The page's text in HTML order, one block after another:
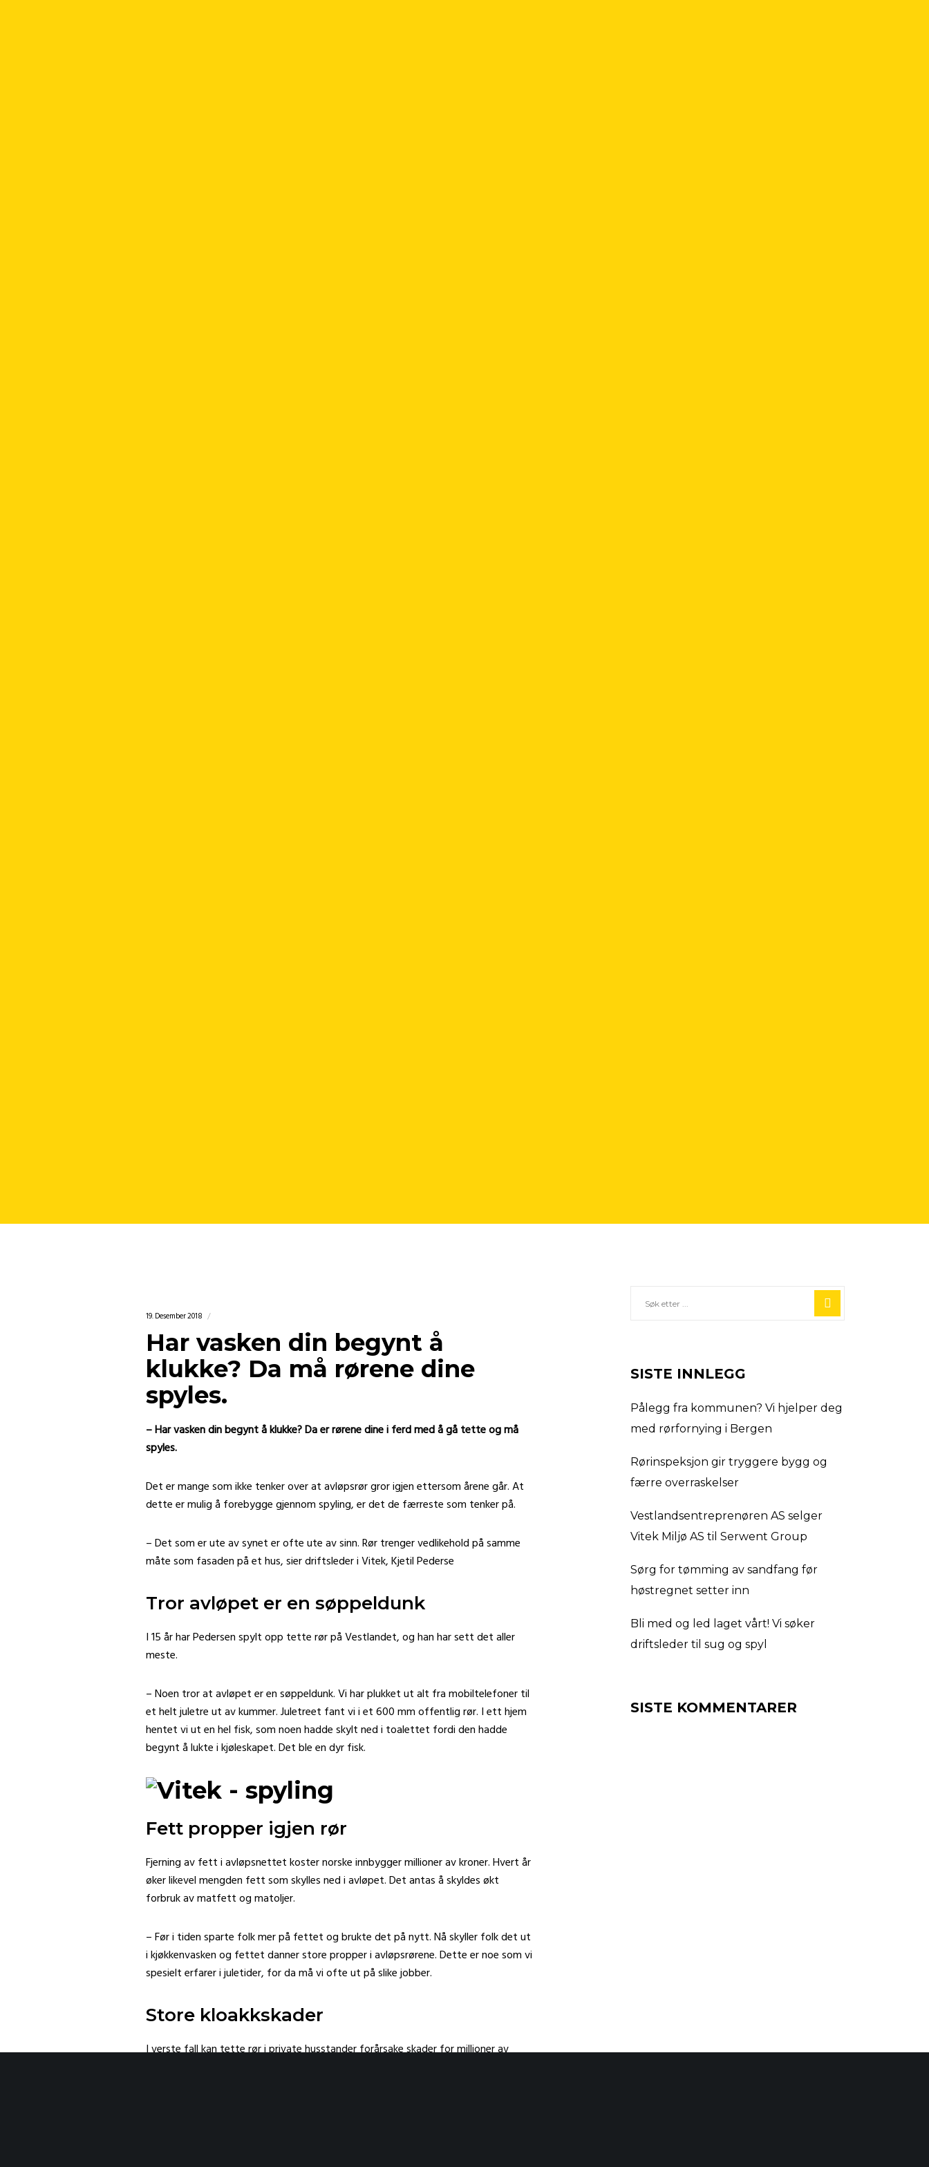
19. Desember 2018
Har vasken din begynt å
klukke? Da må rørene dine
spyles.
– Har vasken din begynt å klukke? Da er rørene dine i ferd med å gå tette og må
spyles.
Det er mange som ikke tenker over at avløpsrør gror igjen ettersom årene går. At
dette er mulig å forebygge gjennom spyling, er det de færreste som tenker på.
– Det som er ute av synet er ofte ute av sinn. Rør trenger vedlikehold på samme
måte som fasaden på et hus, sier driftsleder i Vitek, Kjetil Pederse
Tror avløpet er en søppeldunk
I 15 år har Pedersen spylt opp tette rør på Vestlandet, og han har sett det aller
meste.
– Noen tror at avløpet er en søppeldunk. Vi har plukket ut alt fra mobiltelefoner til
et helt juletre ut av kummer. Juletreet fant vi i et 600 mm offentlig rør. I ett hjem
hentet vi ut en hel fisk, som noen hadde skylt ned i toalettet fordi den hadde
begynt å lukte i kjøleskapet. Det ble en dyr fisk.
Fett propper igjen rør
Fjerning av fett i avløpsnettet koster norske innbygger millioner av kroner. Hvert år
øker likevel mengden fett som skylles ned i avløpet. Det antas å skyldes økt
forbruk av matfett og matoljer.
– Før i tiden sparte folk mer på fettet og brukte det på nytt. Nå skyller folk det ut
i kjøkkenvasken og fettet danner store propper i avløpsrørene. Dette er noe som vi
spesielt erfarer i juletider, for da må vi ofte ut på slike jobber.
Store kloakkskader
I verste fall kan tette rør i private husstander forårsake skader for millioner av
SISTE INNLEGG
Pålegg fra kommunen? Vi hjelper deg
med rørfornying i Bergen
Rørinspeksjon gir tryggere bygg og
færre overraskelser
Vestlandsentreprenøren AS selger
Vitek Miljø AS til Serwent Group
Sørg for tømming av sandfang før
høstregnet setter inn
Bli med og led laget vårt! Vi søker
driftsleder til sug og spyl
SISTE KOMMENTARER